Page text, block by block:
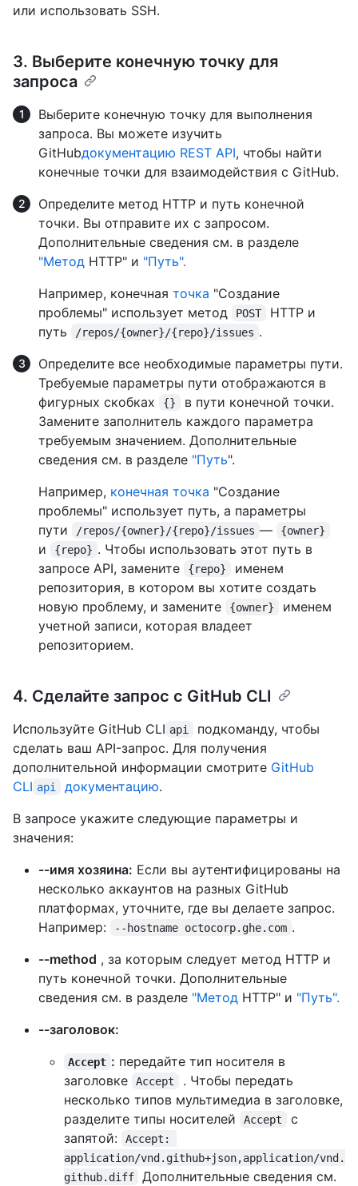
или использовать SSH.
3. Выберите конечную точку для
запроса
Выберите конечную точку для выполнения
запроса. Вы можете изучить
GitHubдокументацию REST API, чтобы найти
конечные точки для взаимодействия с GitHub.
Определите метод HTTP и путь конечной
точки. Вы отправите их с запросом.
Дополнительные сведения см. в разделе
"Метод HTTP" и "Путь".
Например, конечная точка "Создание
проблемы" использует метод
POST
HTTP и
путь
/repos/{owner}/{repo}/issues .
Определите все необходимые параметры пути.
Требуемые параметры пути отображаются в
фигурных скобках
{}
в пути конечной точки.
Замените заполнитель каждого параметра
требуемым значением. Дополнительные
сведения см. в разделе "Путь".
Например, конечная точка "Создание
проблемы" использует путь, а параметры
пути
/repos/{owner}/{repo}/issues — {owner}
и {repo} . Чтобы использовать этот путь в
запросе API, замените
{repo}
именем
репозитория, в котором вы хотите создать
новую проблему, и замените
{owner}
именем
учетной записи, которая владеет
репозиторием.
4. Сделайте запрос с GitHub CLI
Используйте GitHub CLI api
подкоманду, чтобы
сделать ваш API-запрос. Для получения
дополнительной информации смотрите GitHub
CLI api документацию.
В запросе укажите следующие параметры и
значения:
--имя хозяина: Если вы аутентифицированы на
несколько аккаунтов на разных GitHub
платформах, уточните, где вы делаете запрос.
Например:
--hostname octocorp.ghe.com .
--method , за которым следует метод HTTP и
путь конечной точки. Дополнительные
сведения см. в разделе "Метод HTTP" и "Путь".
--заголовок:
Accept : передайте тип носителя в
заголовке
Accept
. Чтобы передать
несколько типов мультимедиа в заголовке,
разделите типы носителей
Accept
с
запятой:
Accept:
application/vnd.github+json,application/vnd.
github.diff
Дополнительные сведения см.